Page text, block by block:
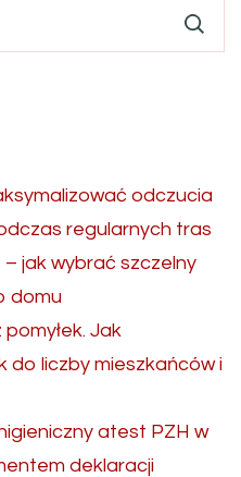
odczucia
regularnych tras
jak wybrać szczelny
domu
Jak
do liczby mieszkańców i
atest PZH w
deklaracji